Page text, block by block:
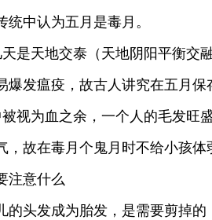
中认为五月是毒月。
是天地交泰（天地阴阳平衡交
爆发瘟疫，故古人讲究在五月保
视为血之余，一个人的毛发旺
，故在毒月个鬼月时不给小孩体
注意什么
的头发成为胎发，是需要剪掉